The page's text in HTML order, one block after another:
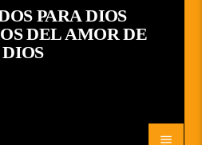
PARA DIOS
DEL AMOR DE
DIOS